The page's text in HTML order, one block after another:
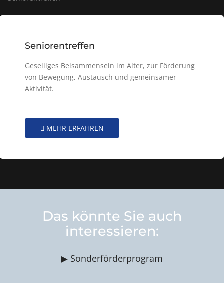
Seniorentreffen
Geselliges Beisammensein im Alter, zur Förderung
von Bewegung, Austausch und gemeinsamer
Aktivität.
MEHR ERFAHREN
Das könnte Sie auch
interessieren:
▶ Sonderförderprogram